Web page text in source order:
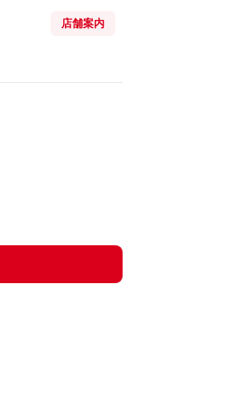
店舗案内